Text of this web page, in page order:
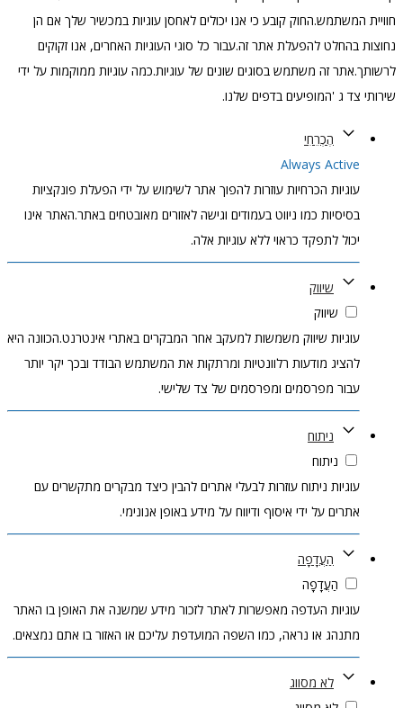
חוויית המשתמש.החוק קובע כי אנו יכולים לאחסן עוגיות במכשיר שלך אם הן
נחוצות בהחלט להפעלת אתר זה.עבור כל סוגי העוגיות האחרים, אנו זקוקים
לרשותך.אתר זה משתמש בסוגים שונים של עוגיות.כמה עוגיות ממוקמות על ידי
שירותי צד ג 'המופיעים בדפים שלנו.
הֶכְרֵחִי
Always Active
עוגיות הכרחיות עוזרות להפוך אתר לשימוש על ידי הפעלת פונקציות
בסיסיות כמו ניווט בעמודים וגישה לאזורים מאובטחים באתר.האתר אינו
יכול לתפקד כראוי ללא עוגיות אלה.
שיווק
שיווק
עוגיות שיווק משמשות למעקב אחר המבקרים באתרי אינטרנט.הכוונה היא
להציג מודעות רלוונטיות ומרתקות את המשתמש הבודד ובכך יקר יותר
עבור מפרסמים ומפרסמים של צד שלישי.
ניתוח
ניתוח
עוגיות ניתוח עוזרות לבעלי אתרים להבין כיצד מבקרים מתקשרים עם
אתרים על ידי איסוף ודיווח על מידע באופן אנונימי.
הַעֲדָפָה
הַעֲדָפָה
עוגיות העדפה מאפשרות לאתר לזכור מידע שמשנה את האופן בו האתר
מתנהג או נראה, כמו השפה המועדפת עליכם או האזור בו אתם נמצאים.
לא מסווג